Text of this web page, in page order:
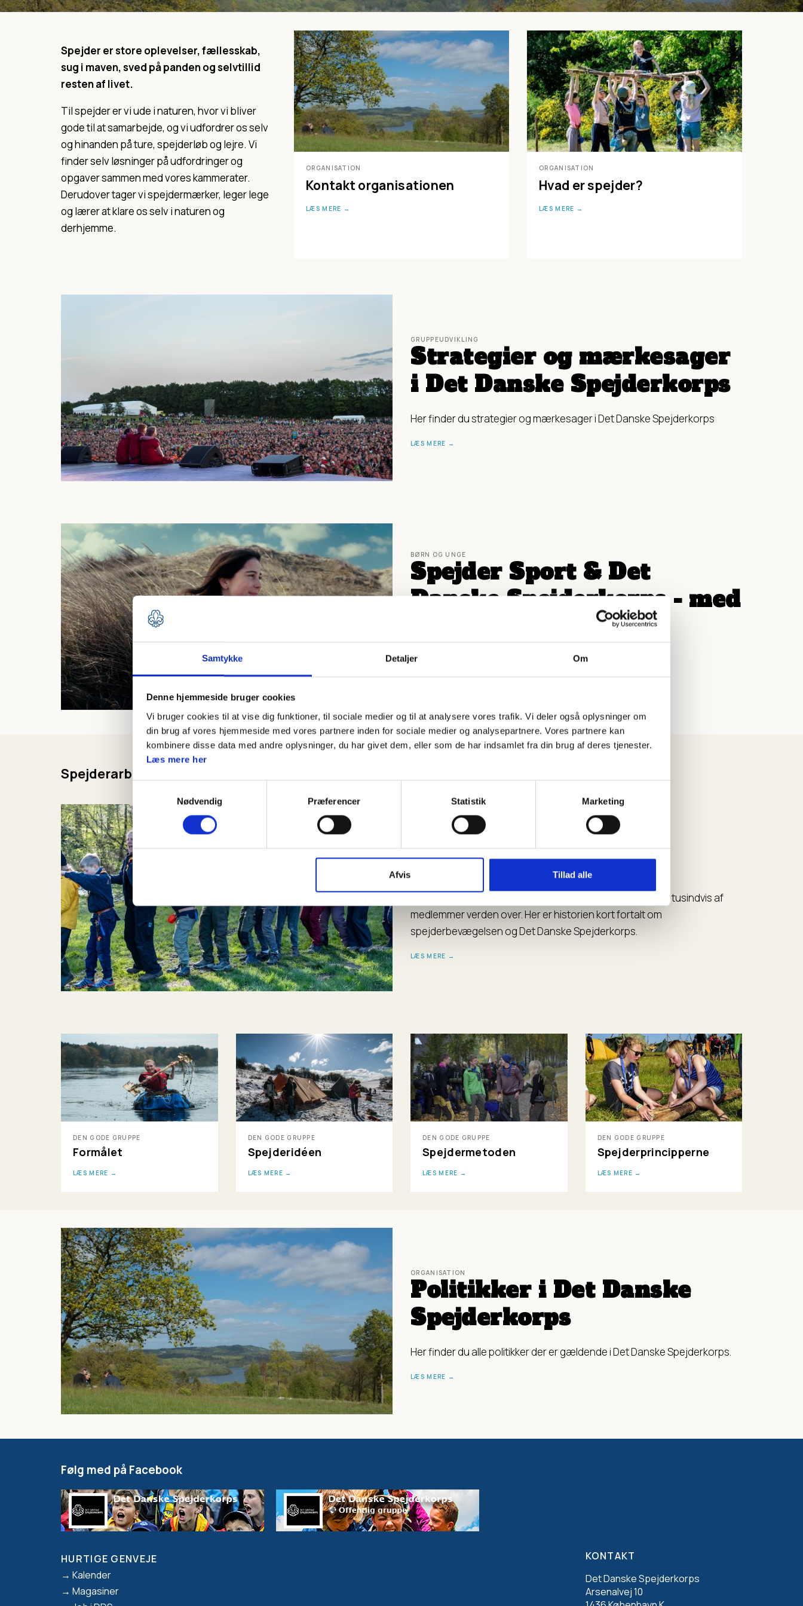
Samtykke Detaljer Om
Denne hjemmeside bruger cookies
Vi bruger cookies til at vise dig funktioner, til sociale medier og til at analysere vores trafik. Vi deler også oplysninger om
din brug af vores hjemmeside med vores partnere inden for sociale medier og analysepartnere. Vores partnere kan
kombinere disse data med andre oplysninger, du har givet dem, eller som de har indsamlet fra din brug af deres tjenester.
Læs mere her
Nødvendig
Præferencer Statistik Marketing
Afvis Tillad alle
Spejder er store oplevelser, fællesskab,
sug i maven, sved på panden og selvtillid
resten af livet.
Til spejder er vi ude i naturen, hvor vi bliver
gode til at samarbejde, og vi udfordrer os selv
og hinanden på ture, spejderløb og lejre. Vi
finder selv løsninger på udfordringer og
opgaver sammen med vores kammerater.
Derudover tager vi spejdermærker, leger lege
og lærer at klare os selv i naturen og
derhjemme.
ORGANISATION
Kontakt organisationen
LÆS MERE
ORGANISATION
Hvad er spejder?
LÆS MERE
GRUPPEUDVIKLING
Strategier og mærkesager
i Det Danske Spejderkorps
Her finder du strategier og mærkesager i Det Danske Spejderkorps
LÆS MERE
BØRN OG UNGE
Spejder Sport & Det
Danske Spejderkorps - med
tanke på fremtiden
Vi er 36.000 stolte ejere af Spejder Sport!
Spejderarbejdet
ORGANISATION
Spejderbevægelsen
Spejderbevægelsen startede i England i 1907 og har i dag tusindvis af
medlemmer verden over. Her er historien kort fortalt om
spejderbevægelsen og Det Danske Spejderkorps.
LÆS MERE
DEN GODE GRUPPE
Formålet
LÆS MERE
DEN GODE GRUPPE
Spejderidéen
LÆS MERE
DEN GODE GRUPPE
Spejdermetoden
LÆS MERE
DEN GODE GRUPPE
Spejderprincipperne
LÆS MERE
ORGANISATION
Politikker i Det Danske
Spejderkorps
Her finder du alle politikker der er gældende i Det Danske Spejderkorps.
LÆS MERE
Følg med på Facebook
KONTAKT
Det Danske Spejderkorps
Arsenalvej 10
Footer
HURTIGE GENVEJE
Kalender
Magasiner